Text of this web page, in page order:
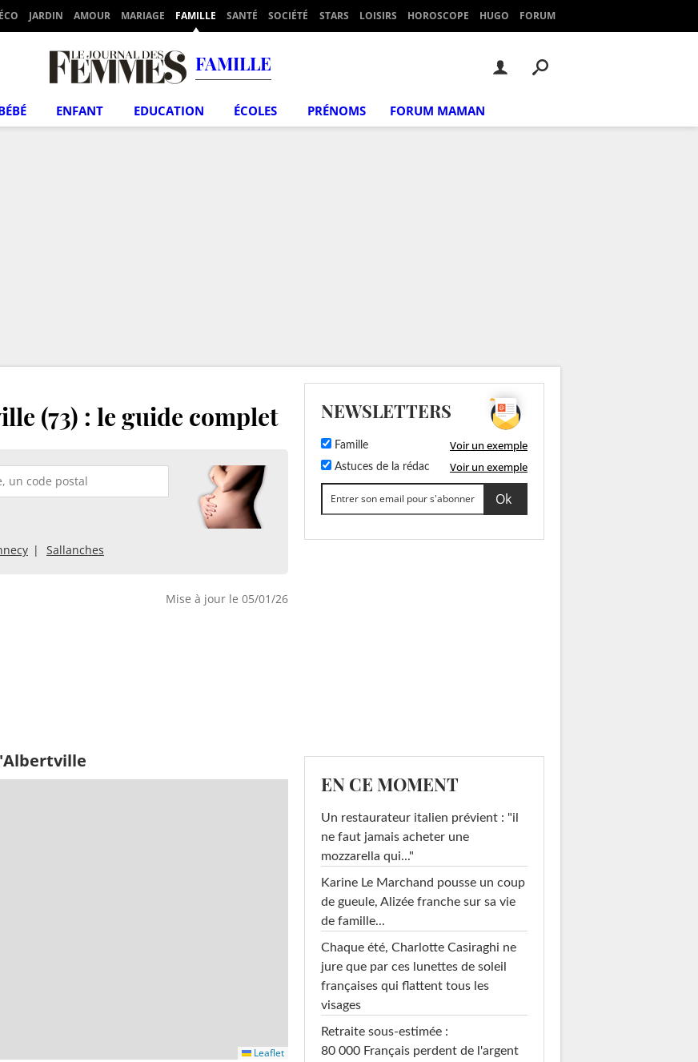
JARDIN AMOUR MARIAGE FAMILLE SANTÉ SOCIÉTÉ STARS LOISIRS HOROSCOPE HUGO FORUM
FAMILLE
ENFANT EDUCATION ÉCOLES PRÉNOMS FORUM MAMAN
(73) : le guide complet
Sallanches
Mise à jour le 05/01/26
Leaflet
NEWSLETTERS
Famille Voir un exemple
Astuces de la rédac Voir un exemple
EN CE MOMENT
Un restaurateur italien prévient : "il
ne faut jamais acheter une
mozzarella qui..."
Karine Le Marchand pousse un coup
de gueule, Alizée franche sur sa vie
de famille...
Chaque été, Charlotte Casiraghi ne
jure que par ces lunettes de soleil
françaises qui flattent tous les
visages
Retraite sous-estimée :
80 000 Français perdent de l'argent